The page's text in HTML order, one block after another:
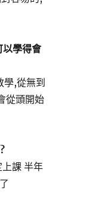
學得會
,從無到
從頭開始
課 半年